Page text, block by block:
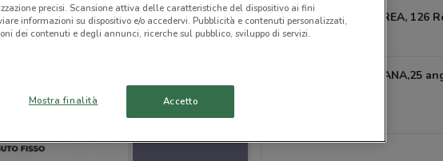
VIALE ERITREA, 126
VIA MERULANA,25
precisi. Scansione attiva delle caratteristiche del dispositivo ai fini
informazioni su dispositivo e/o accedervi. Pubblicità e contenuti personalizzati,
dei contenuti e degli annunci, ricerche sul pubblico, sviluppo di servizi.
Mostra finalità Accetto